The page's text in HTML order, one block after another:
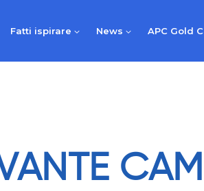
Fatti ispirare News APC Gold